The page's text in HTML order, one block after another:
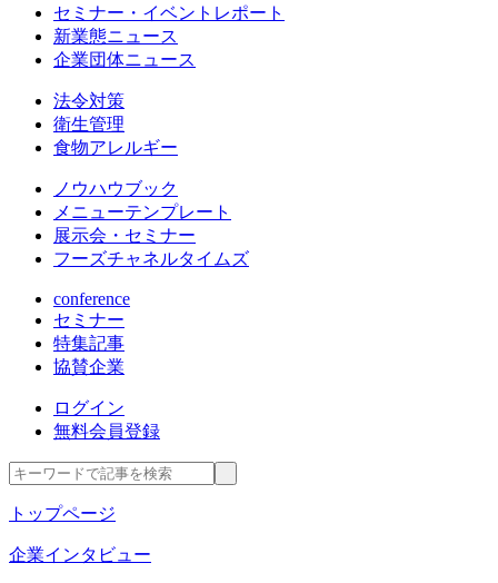
セミナー・イベントレポート
新業態ニュース
企業団体ニュース
法令対策
衛生管理
食物アレルギー
ノウハウブック
メニューテンプレート
展示会・セミナー
フーズチャネルタイムズ
conference
セミナー
特集記事
協賛企業
ログイン
無料会員登録
トップページ
企業インタビュー